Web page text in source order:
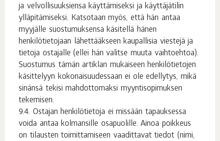
ja velvollisuuksiensa käyttämiseksi ja käyttäjätilin
ylläpitämiseksi. Katsotaan myös, että hän antaa
myyjälle suostumuksensa käsitellä hänen
henkilötietojaan lähettääkseen kaupallisia viestejä ja
tietoja ostajalle (ellei hän valitse muuta vaihtoehtoa).
Suostumus tämän artiklan mukaiseen henkilötietojen
käsittelyyn kokonaisuudessaan ei ole edellytys, mikä
sinänsä tekisi mahdottomaksi myyntisopimuksen
tekemisen.
Ostajan henkilötietoja ei missään tapauksessa
voida antaa kolmansille osapuolille. Ainoa poikkeus
on tilausten toimittamiseen vaadittavat tiedot (nimi,